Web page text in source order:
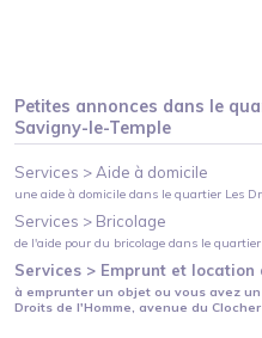
Petites annonces dans le
Savigny-le-Temple
Services >Aide à domicile
une aide à domicile dans le quartier Les
Services > Bricolage
de l'aide pour du bricolage dans le quartier
Services > Emprunt et location
à emprunter un objet ou vous avez
Droits de l'Homme, avenue du Clocher